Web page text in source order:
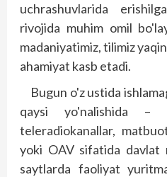
uchrashuvlarida
rivojida muhim omil
madaniyatimiz, tilimiz
ahamiyat kasb etadi.
Bugun o'z ustida
qaysi yo'nalishida –
teleradiokanallar,
yoki OAV sifatida davlat
saytlarda faoliyat